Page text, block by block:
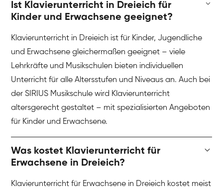
Ist Klavierunterricht in Dreieich für
Kinder und Erwachsene geeignet?
Klavierunterricht in Dreieich ist für Kinder, Jugendliche
und Erwachsene gleichermaßen geeignet – viele
Lehrkräfte und Musikschulen bieten individuellen
Unterricht für alle Altersstufen und Niveaus an. Auch bei
der SIRIUS Musikschule wird Klavierunterricht
altersgerecht gestaltet – mit spezialisierten Angeboten
für Kinder und Erwachsene.
Was kostet Klavierunterricht für
Erwachsene in Dreieich?
Klavierunterricht für Erwachsene in Dreieich kostet meist